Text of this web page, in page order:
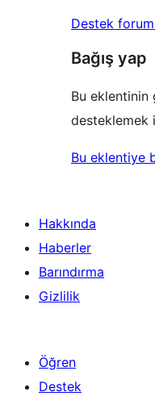
Destek
Bağış yap
Bu eklentinin
desteklemek
Bu eklentiye
Hakkında
Haberler
Barındırma
Gizlilik
Öğren
Destek